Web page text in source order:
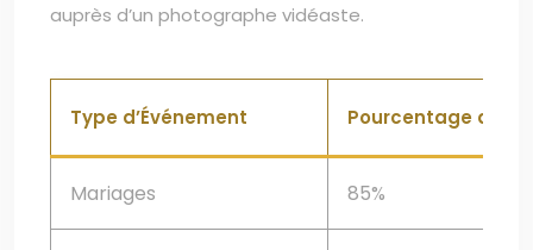
auprès d’un photographe vidéaste.
Type d’Événement Pourcentage
Mariages 85%